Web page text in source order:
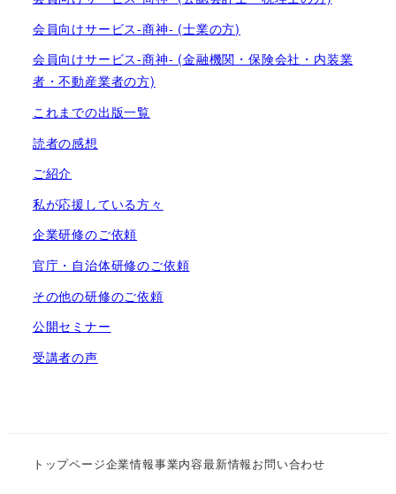
会員向けサービス-商神- (士業の方)
会員向けサービス-商神- (金融機関・保険会社・内装業
者・不動産業者の方)
これまでの出版一覧
読者の感想
ご紹介
私が応援している方々
企業研修のご依頼
官庁・自治体研修のご依頼
その他の研修のご依頼
公開セミナー
受講者の声
トップページ企業情報事業内容最新情報お問い合わせ